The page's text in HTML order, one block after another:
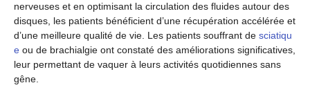
nerveuses et en optimisant la circulation des fluides autour des
disques, les patients bénéficient d’une récupération accélérée et
d’une meilleure qualité de vie. Les patients souffrant de sciatiqu
e ou de brachialgie ont constaté des améliorations significatives,
leur permettant de vaquer à leurs activités quotidiennes sans
gêne.